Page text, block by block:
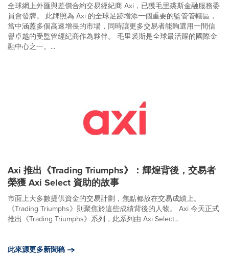
全球網上外匯與差價合約交易經紀商 Axi，已獲毛里裘斯金融服務委
員會發牌。 此牌照為 Axi 的全球足跡增添一個重要的監管管轄區，
當中涵蓋多個高速增長的市場，同時讓更多交易者能夠選用一間信
譽卓越的受監管經紀商作為夥伴。 毛里裘斯是全球最活躍的國際金
融中心之一。...
Axi 推出《Trading Triumphs》：輝煌背後，交易者
榮獲 Axi Select 資助的故事
市面上大多數提供資金的交易計劃，焦點都放在交易成績上。
《Trading Triumphs》則聚焦於這些成績背後的人物。 Axi 今天正式
推出《Trading Triumphs》系列，此系列由 Axi Select...
此來源更多新聞稿